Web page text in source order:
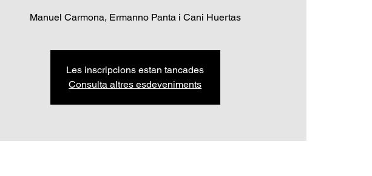
Manuel Carmona, Ermanno Panta i Cani Huertas
Les inscripcions estan tancades
Consulta altres esdeveniments